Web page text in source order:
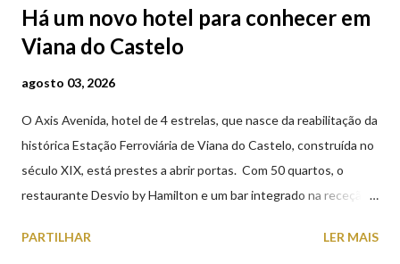
Há um novo hotel para conhecer em
Viana do Castelo
agosto 03, 2026
O Axis Avenida, hotel de 4 estrelas, que nasce da reabilitação da
histórica Estação Ferroviária de Viana do Castelo, construída no
século XIX, está prestes a abrir portas. Com 50 quartos, o
restaurante Desvio by Hamilton e um bar integrado na receção,
peças históricas cedidas pela IP Património que homenageiam a
PARTILHAR LER MAIS